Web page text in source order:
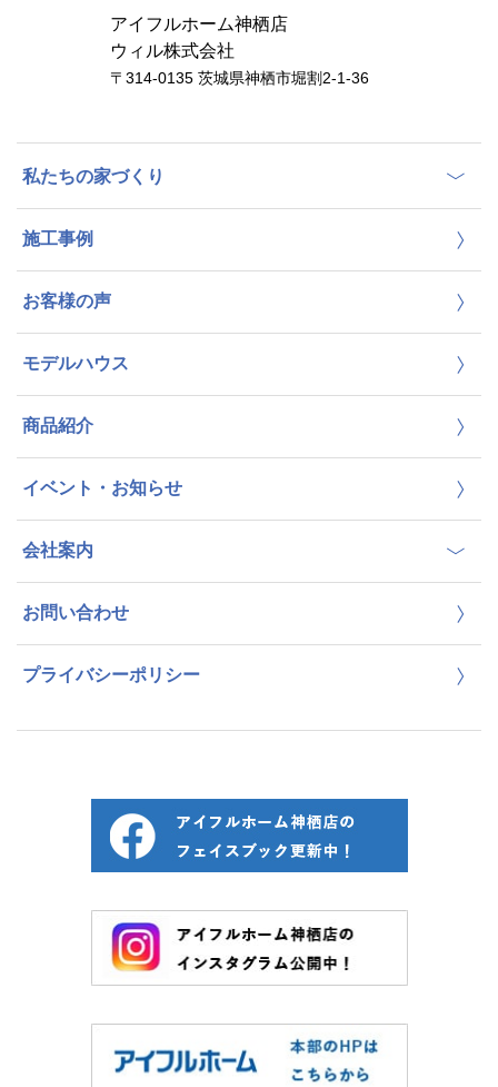
アイフルホーム神栖店
ウィル株式会社
〒314-0135 茨城県神栖市堀割2-1-36
私たちの家づくり
施工事例
お客様の声
モデルハウス
商品紹介
イベント・お知らせ
会社案内
お問い合わせ
プライバシーポリシー